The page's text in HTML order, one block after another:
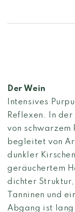
Der Wein
Intensives
Reflexen. In
von schwarzem
begleitet von
dunkler
geräuchertem
dichter
Tanninen und
Abgang ist lang